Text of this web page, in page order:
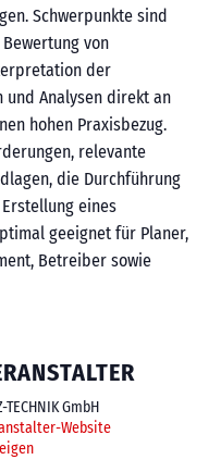
Schwerpunkte sind
von
der
und Analysen direkt an
hohen Praxisbezug.
relevante
die Durchführung
eines
geeignet für Planer,
Betreiber sowie
TECHNIK GmbH
Website